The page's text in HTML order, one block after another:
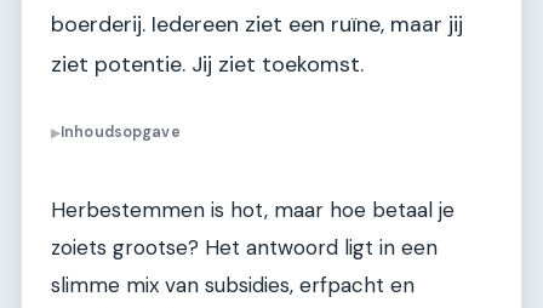
boerderij. Iedereen ziet een ruïne, maar jij
ziet potentie. Jij ziet toekomst.
▶Inhoudsopgave
Herbestemmen is hot, maar hoe betaal je
zoiets grootse? Het antwoord ligt in een
slimme mix van subsidies, erfpacht en